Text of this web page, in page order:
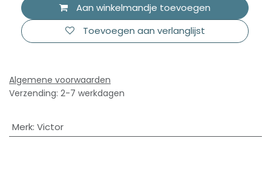
Aan winkelmandje toevoegen
Toevoegen aan verlanglijst
Algemene voorwaarden
Verzending: 2-7 werkdagen
Merk: Victor